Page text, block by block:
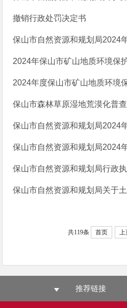
撤销行政处罚决定书
保山市自然资源和规划局2024
2024年保山市矿山地质环境保
2024年度保山市矿山地质环境
保山市森林草原湿地荒漠化普
保山市自然资源和规划局2024
保山市自然资源和规划局2024
保山市自然资源和规划局行政
保山市自然资源和规划局关于
共119条 首页 上
推荐链接